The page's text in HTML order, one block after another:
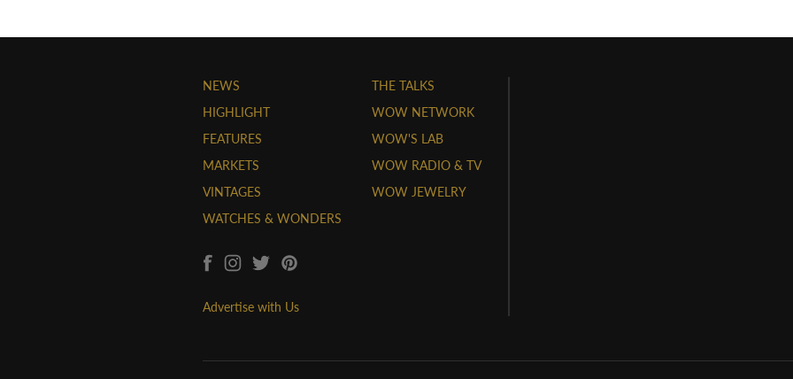
NEWS
HIGHLIGHT
FEATURES
MARKETS
VINTAGES
WATCHES & WONDERS
Advertise with Us
THE TALKS
WOW NETWORK
WOW'S LAB
WOW RADIO & TV
WOW JEWELRY